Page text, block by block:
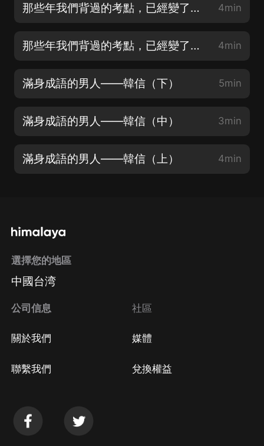
那些年我們背過的考點，已經變了（下） 4min
那些年我們背過的考點，已經變了（上） 4min
滿身成語的男人——韓信（下） 5min
滿身成語的男人——韓信（中） 3min
滿身成語的男人——韓信（上） 4min
選擇您的地區
中國台湾
公司信息
關於我們
聯繫我們
社區
媒體
兌換權益